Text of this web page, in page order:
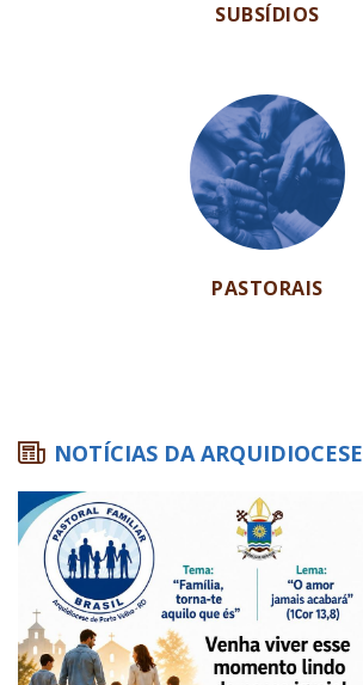
SUBSÍDIOS
PASTORAIS
NOTÍCIAS DA ARQUIDIOCESE